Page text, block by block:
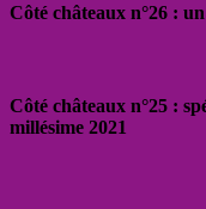
Côté châteaux n°26 :
Côté châteaux n°25 :
millésime 2021